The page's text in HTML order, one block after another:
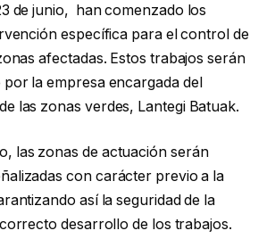
de junio, han comenzado los
específica para el control de
afectadas. Estos trabajos serán
por la empresa encargada del
las zonas verdes, Lantegi Batuak.
las zonas de actuación serán
con carácter previo a la
así la seguridad de la
desarrollo de los trabajos.